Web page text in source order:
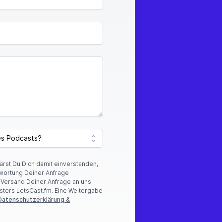
und herauszufinden,
Du Dich damit einverstanden,
Deiner Anfrage
Deiner Anfrage an uns
LetsCast.fm. Eine Weitergabe
&